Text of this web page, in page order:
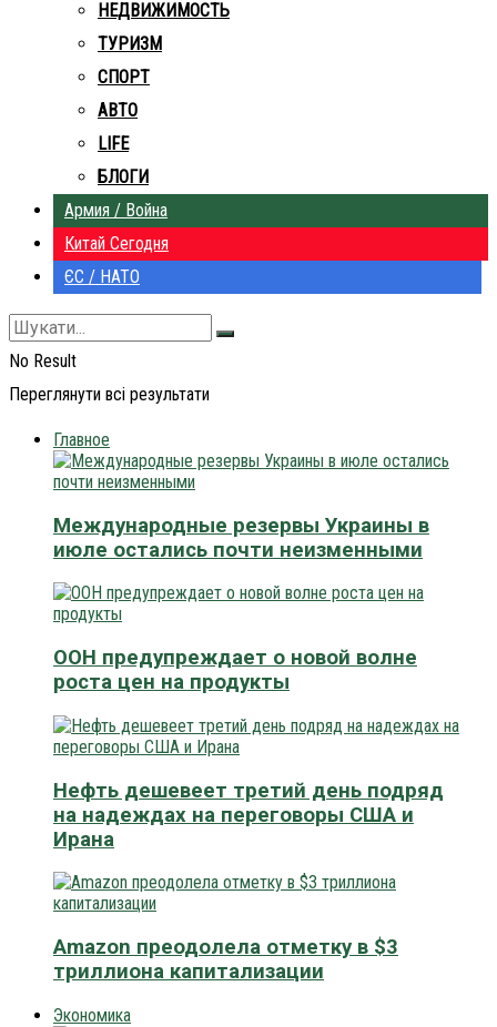
НЕДВИЖИМОСТЬ
ТУРИЗМ
СПОРТ
АВТО
LIFE
БЛОГИ
Армия / Война
Китай Сегодня
ЄС / НАТО
No Result
Переглянути всі результати
Главное
Международные резервы Украины в
июле остались почти неизменными
ООН предупреждает о новой волне
роста цен на продукты
Нефть дешевеет третий день подряд
на надеждах на переговоры США и
Ирана
Amazon преодолела отметку в $3
триллиона капитализации
Экономика